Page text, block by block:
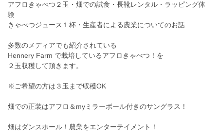
アフロきゃべつ２玉・畑での試食・長靴レンタル・ラッピング体
験
きゃべつジュース１杯・生産者による農業についてのお話
多数のメディアでも紹介されている
Hennery Farm で栽培しているアフロきゃべつ！を
２玉収穫して頂きます。
※ご希望の方は３玉まで収穫OK
畑での正装はアフロ＆myミラーボール付きのサングラス！
畑はダンスホール！農業をエンターテイメント！